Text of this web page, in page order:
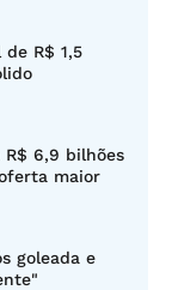
R$ 1,5
R$ 6,9 bilhões
maior
goleada e